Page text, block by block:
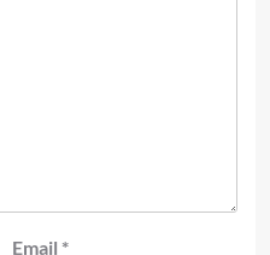
Email *